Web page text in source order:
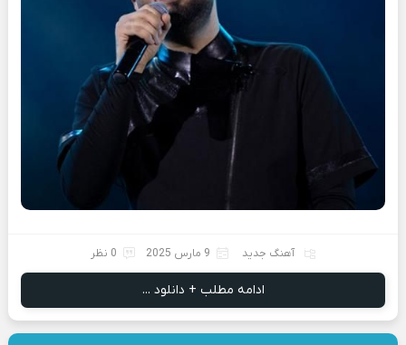
آهنگ جدید 9 مارس 2025 0 نظر
ادامه مطلب + دانلود ...